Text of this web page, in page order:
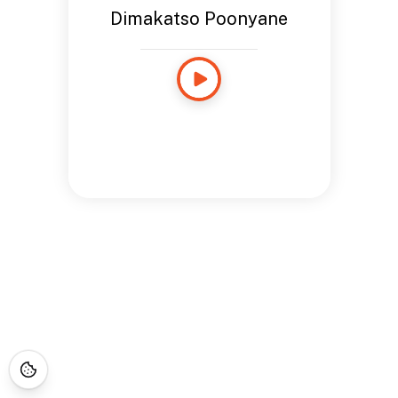
Dimakatso Poonyane